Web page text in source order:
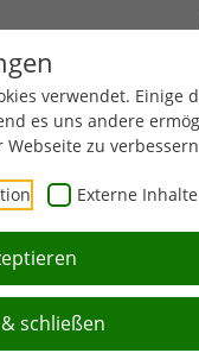
verwendet. Einige
es uns andere
zu
Externe Inhalte
schließen
BILDUNG
in Potsdam